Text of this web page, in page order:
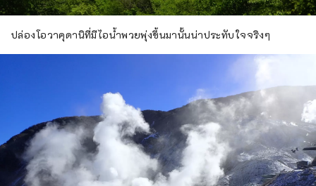
ปล่องโอวาคุดานิที่มีไอน้ำพวยพุ่งขึ้นมานั้นน่าประทับใจจริงๆ